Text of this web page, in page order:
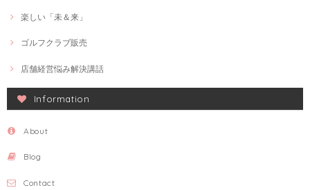
楽しい「未＆来」
ゴルフクラブ販売
店舗経営悩み解決講話
Information
About
Blog
Contact